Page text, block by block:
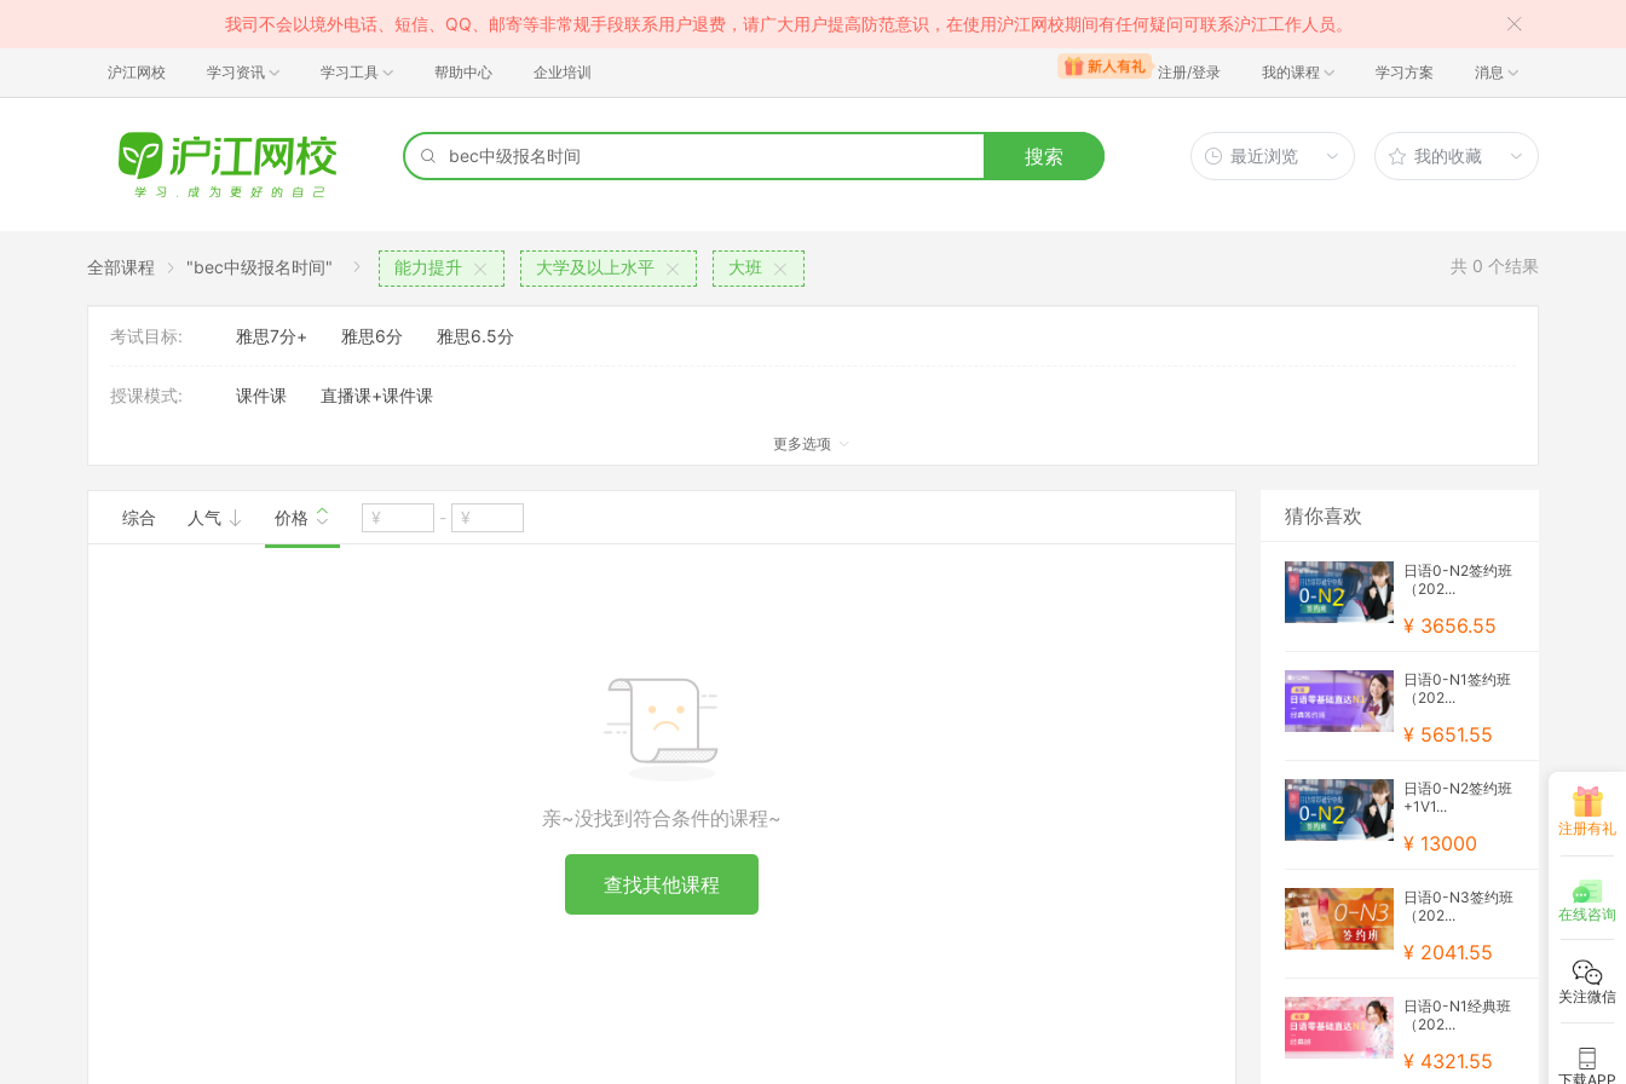
我司不会以境外电话、短信、QQ、邮寄等非常规手段联系用户退费，请广大用户提高防范意识，在使用沪江网校期间有任何疑问可联系沪江工作人员。
沪江网校 学习资讯 学习工具 帮助中心 企业培训 注册/登录 我的课程 学习方案 消息
搜索 最近浏览 我的收藏
全部课程 "bec中级报名时间" 能力提升 大学及以上水平 大班 共 0 个结果
考试目标: 雅思7分+ 雅思6分 雅思6.5分
授课模式: 课件课 直播课+课件课
更多选项
综合 人气 价格 -
亲~没找到符合条件的课程~
查找其他课程
猜你喜欢
日语0-N2签约班
（202...
¥ 3656.55
日语0-N1签约班
（202...
¥ 5651.55
日语0-N2签约班
+1V1...
¥ 13000
日语0-N3签约班
（202...
¥ 2041.55
日语0-N1经典班
（202...
¥ 4321.55
注册有礼
在线咨询
关注微信
下载APP